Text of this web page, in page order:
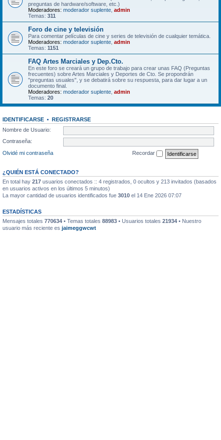
preguntas de hardware/software, etc.)
Moderadores: moderador suplente admin
Temas: 311
Foro de cine y televisión
Para comentar películas de cine y series de televisión de cualquier temática.
Moderadores: moderador suplente admin
Temas: 1151
FAQ Artes Marciales y Dep.Cto.
En este foro se creará un grupo de trabajo para crear unas FAQ (Preguntas
frecuentes) sobre Artes Marciales y Deportes de Cto. Se propondrán
"preguntas usuales", y se debatirá sobre su respuesta, para dar lugar a un
documento final.
Moderadores: moderador suplente admin
Temas: 20
IDENTIFICARSE • REGISTRARSE
Nombre de Usuario:
Contraseña:
Olvidé mi contraseña
Recordar
¿QUIÉN ESTÁ CONECTADO?
En total hay 217 usuarios conectados :: 4 registrados, 0 ocultos y 213 invitados (basados
en usuarios activos en los últimos 5 minutos)
La mayor cantidad de usuarios identificados fue 3010 el 14 Ene 2026 07:07
ESTADÍSTICAS
Mensajes totales 770634 • Temas totales 88983 • Usuarios totales 21934 • Nuestro
usuario más reciente es jaimeggwcwt